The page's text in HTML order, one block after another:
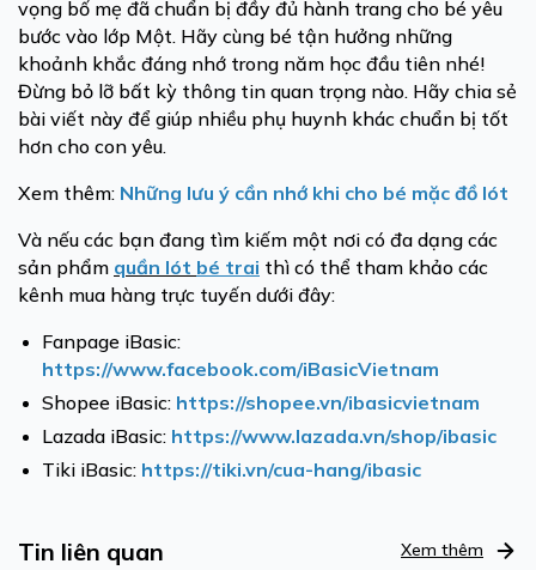
vọng bố mẹ đã chuẩn bị đầy đủ hành trang cho bé yêu
bước vào lớp Một. Hãy cùng bé tận hưởng những
khoảnh khắc đáng nhớ trong năm học đầu tiên nhé!
Đừng bỏ lỡ bất kỳ thông tin quan trọng nào. Hãy chia sẻ
bài viết này để giúp nhiều phụ huynh khác chuẩn bị tốt
hơn cho con yêu.
Xem thêm: Những lưu ý cần nhớ khi cho bé mặc đồ lót
Và nếu các bạn đang tìm kiếm một nơi có đa dạng các
sản phẩm quần lót bé trai thì có thể tham khảo các
kênh mua hàng trực tuyến dưới đây:
Fanpage iBasic:
https://www.facebook.com/iBasicVietnam
Shopee iBasic: https://shopee.vn/ibasicvietnam
Lazada iBasic: https://www.lazada.vn/shop/ibasic
Tiki iBasic: https://tiki.vn/cua-hang/ibasic
Tin liên quan Xem thêm